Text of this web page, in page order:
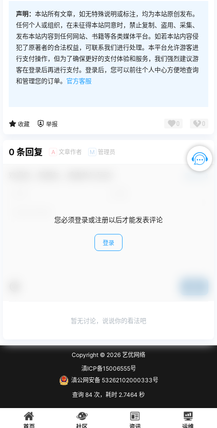
声明： 本站所有文章，如无特殊说明或标注，均为本站原创发布。
任何个人或组织，在未征得本站同意时，禁止复制、盗用、采集、
发布本站内容到任何网站、书籍等各类媒体平台。如若本站内容侵
犯了原著者的合法权益，可联系我们进行处理。本平台允许游客进
行支付操作，但为了确保更好的支付体验和服务，我们强烈建议游
客在登录后再进行支付。登录后，您可以前往个人中心方便地查询
和管理您的订单。 官方客服
收藏 举报 0 0
0 条回复 A 文章作者 M 管理员
您必须登录或注册以后才能发表评论
登录
暂无讨论，说说你的看法吧
Copyright © 2026 艺优网络
滇ICP备15006555号
滇公网安备 53262102000333号
查询 84 次，耗时 2.7464 秒